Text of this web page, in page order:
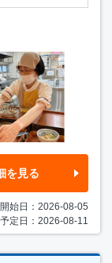
を見る
始日：2026-08-05
定日：2026-08-11